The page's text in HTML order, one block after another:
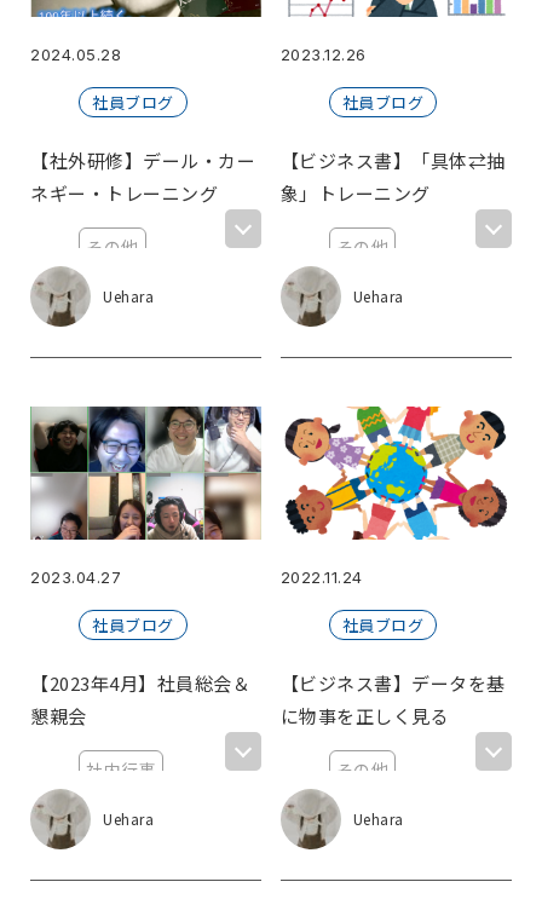
2024.05.28
社員ブログ
【社外研修】デール・カー
ネギー・トレーニング
その他
【やってみた】
Uehara
2023.12.26
社員ブログ
【ビジネス書】「具体⇄抽
象」トレーニング
その他
福利厚生
趣味
Uehara
2023.04.27
社員ブログ
【2023年4月】社員総会＆
懇親会
社内行事
懇親会
Uehara
2022.11.24
社員ブログ
【ビジネス書】データを基
に物事を正しく見る
その他
おすすめ本
Uehara